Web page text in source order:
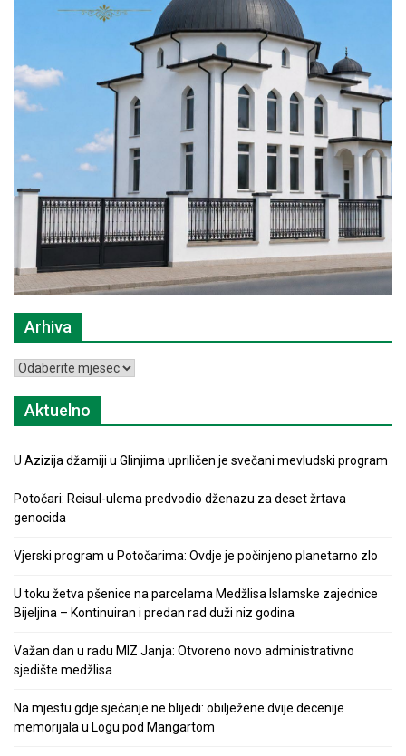
Arhiva
Arhiva
Aktuelno
U Azizija džamiji u Glinjima upriličen je svečani mevludski program
Potočari: Reisul-ulema predvodio dženazu za deset žrtava
genocida
Vjerski program u Potočarima: Ovdje je počinjeno planetarno zlo
U toku žetva pšenice na parcelama Medžlisa Islamske zajednice
Bijeljina – Kontinuiran i predan rad duži niz godina
Važan dan u radu MIZ Janja: Otvoreno novo administrativno
sjedište medžlisa
Na mjestu gdje sjećanje ne blijedi: obilježene dvije decenije
memorijala u Logu pod Mangartom